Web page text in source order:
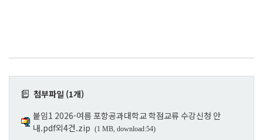
첨부파일 (1개)
붙임1 2026-여름 포항공과대학교 학점교류 수강신청 안
내.pdf외4건.zip (1 MB, download:54)